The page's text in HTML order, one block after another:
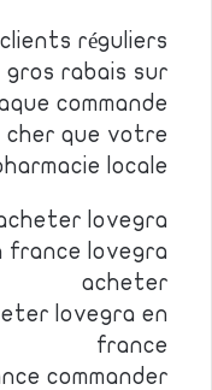
réguliers
gros rabais sur
commande
cher que votre
locale
lovegra
france lovegra
acheter
lovegra en
france
commander